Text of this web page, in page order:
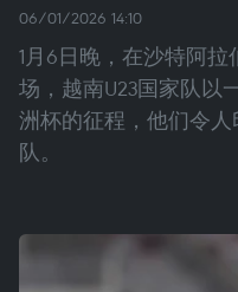
06/01/2026 14:10
1月6日晚，在沙特阿
场，越南U23国家队以
洲杯的征程，他们令
队。